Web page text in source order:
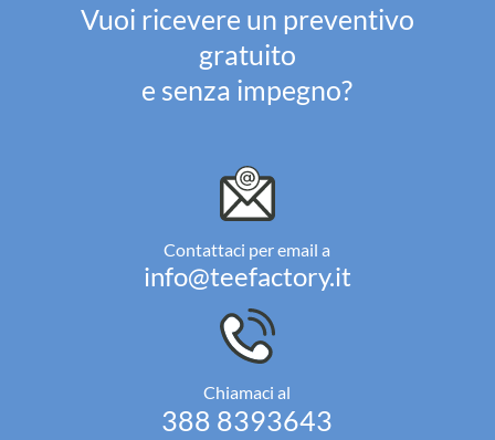
Vuoi ricevere un preventivo
gratuito
e senza impegno?
Contattaci per email a
info@teefactory.it
Chiamaci al
388 8393643